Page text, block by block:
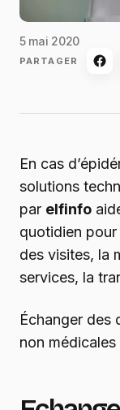
5 mai 2020
PARTAGER
En cas
solutions
par elfinfo
quotidien pour
des visites, la
services, la
Échanger des
non